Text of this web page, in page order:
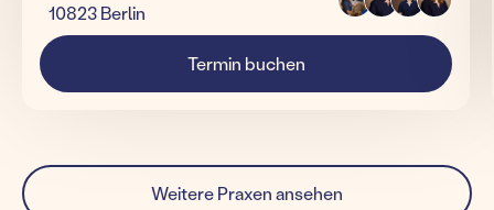
10823 Berlin
Termin buchen
Weitere Praxen ansehen